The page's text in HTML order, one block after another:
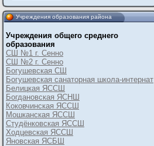
Учреждения образования района
Учреждения общего среднего
образования
СШ №1 г. Сенно
СШ №2 г. Сенно
Богушевская СШ
Богушевская санаторная школа-интернат
Белицкая ЯССШ
Богдановская ЯСНШ
Коковчинская ЯССШ
Мошканская ЯССШ
Студёнковская ЯССШ
Ходцевская ЯССШ
Яновская ЯСБШ